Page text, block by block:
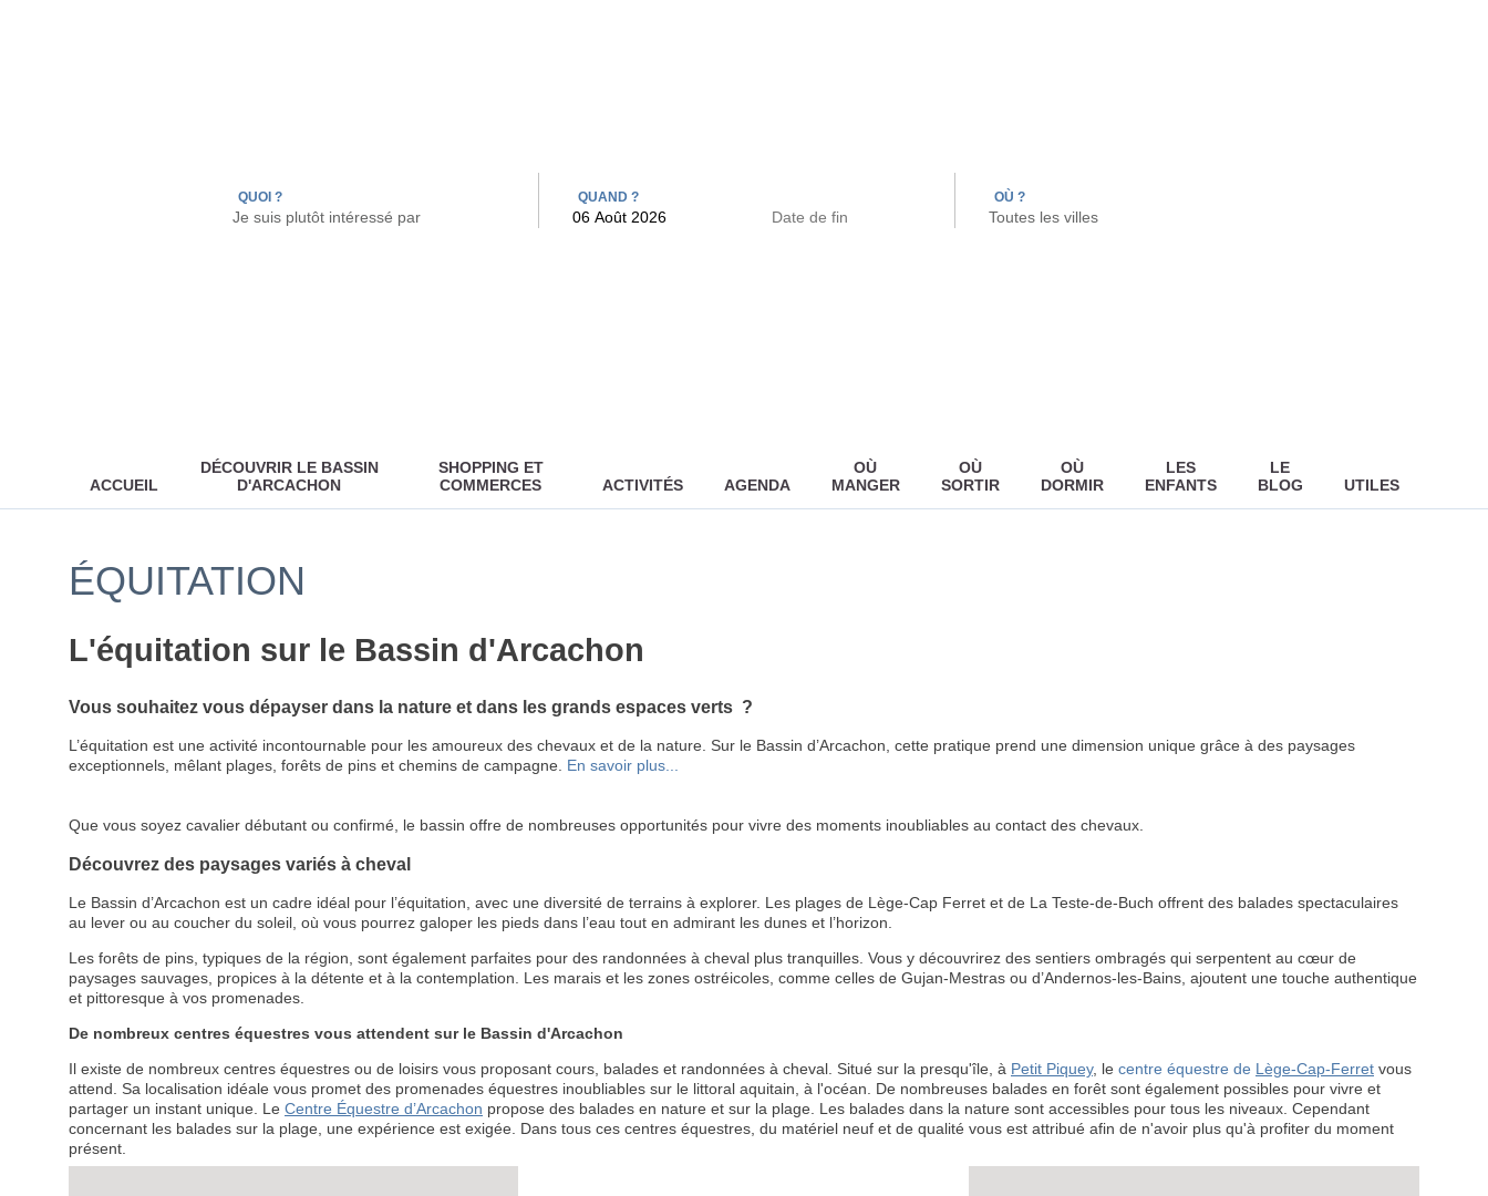
QUOI ? QUAND ? OÙ ?
ACCUEIL
DÉCOUVRIR LE BASSIN
D'ARCACHON
SHOPPING ET
COMMERCES
ACTIVITÉS AGENDA
OÙ
MANGER
OÙ
SORTIR
OÙ
DORMIR
LES
ENFANTS
LE
BLOG
UTILES
ÉQUITATION
L'équitation sur le Bassin d'Arcachon
Vous souhaitez vous dépayser dans la nature et dans les grands espaces verts ?
L’équitation est une activité incontournable pour les amoureux des chevaux et de la nature. Sur le Bassin d’Arcachon, cette pratique prend une dimension unique grâce à des paysages
exceptionnels, mêlant plages, forêts de pins et chemins de campagne. En savoir plus...
Que vous soyez cavalier débutant ou confirmé, le bassin offre de nombreuses opportunités pour vivre des moments inoubliables au contact des chevaux.
Découvrez des paysages variés à cheval
Le Bassin d’Arcachon est un cadre idéal pour l’équitation, avec une diversité de terrains à explorer. Les plages de Lège-Cap Ferret et de La Teste-de-Buch offrent des balades spectaculaires
au lever ou au coucher du soleil, où vous pourrez galoper les pieds dans l’eau tout en admirant les dunes et l’horizon.
Les forêts de pins, typiques de la région, sont également parfaites pour des randonnées à cheval plus tranquilles. Vous y découvrirez des sentiers ombragés qui serpentent au cœur de
paysages sauvages, propices à la détente et à la contemplation. Les marais et les zones ostréicoles, comme celles de Gujan-Mestras ou d’Andernos-les-Bains, ajoutent une touche authentique
et pittoresque à vos promenades.
De nombreux centres équestres vous attendent sur le Bassin d'Arcachon
Il existe de nombreux centres équestres ou de loisirs vous proposant cours, balades et randonnées à cheval. Situé sur la presqu'île, à Petit Piquey, le centre équestre de Lège-Cap-Ferret vous
attend. Sa localisation idéale vous promet des promenades équestres inoubliables sur le littoral aquitain, à l'océan. De nombreuses balades en forêt sont également possibles pour vivre et
partager un instant unique. Le Centre Équestre d’Arcachon propose des balades en nature et sur la plage. Les balades dans la nature sont accessibles pour tous les niveaux. Cependant
concernant les balades sur la plage, une expérience est exigée. Dans tous ces centres équestres, du matériel neuf et de qualité vous est attribué afin de n'avoir plus qu'à profiter du moment
présent.